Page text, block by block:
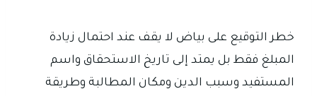
خطر التوقيع على بياض لا يقف عند احتمال زيادة
المبلغ فقط بل يمتد إلى تاريخ الاستحقاق واسم
المستفيد وسبب الدين ومكان المطالبة وطريقة